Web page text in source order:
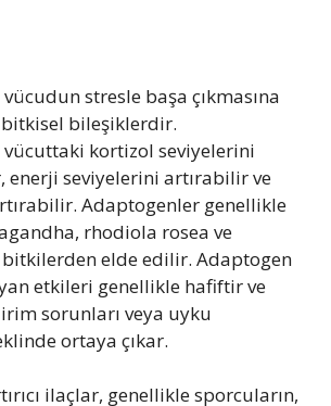
stresle başa çıkmasına
bitkisel bileşiklerdir.
kortizol seviyelerini
enerji seviyelerini artırabilir ve
Adaptogenler genellikle
rhodiola rosea ve
elde edilir. Adaptogen
etkileri genellikle hafiftir ve
sorunları veya uyku
ortaya çıkar.
ilaçlar, genellikle sporcuların,